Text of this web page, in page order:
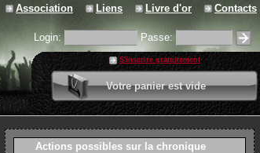
Association Liens Livre d'or Contacts
Login: Passe:
S'inscrire gratuitement
Votre panier est vide
0 article
Valider votre panier
Actions possibles sur la chronique